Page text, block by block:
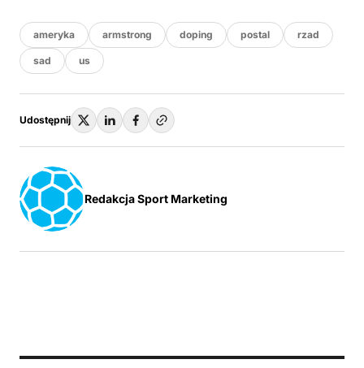
ameryka armstrong doping postal rzad
sad us
Udostępnij
Redakcja Sport Marketing